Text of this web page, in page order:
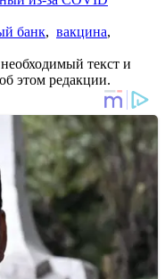
банк, вакцина,
текст и
этом редакции.